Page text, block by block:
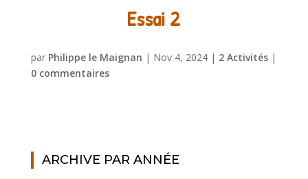
Essai 2
par Philippe le Maignan | Nov 4, 2024| 2 Activités|
0 commentaires
ARCHIVE PAR ANNÉE